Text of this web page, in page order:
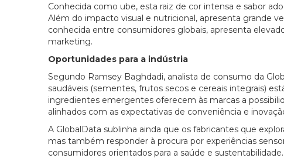
Conhecida como ube, esta raiz de cor intensa e sabor
Além do impacto visual e nutricional, apresenta grande
conhecida entre consumidores globais, apresenta
marketing.
Oportunidades para a indústria
Segundo Ramsey Baghdadi, analista de consumo da
saudáveis (sementes, frutos secos e cereais integrais)
ingredientes emergentes oferecem às marcas a
alinhados com as expectativas de conveniência e
A GlobalData sublinha ainda que os fabricantes que
mas também responder à procura por experiências
consumidores orientados para a saúde e sustentabilidade.